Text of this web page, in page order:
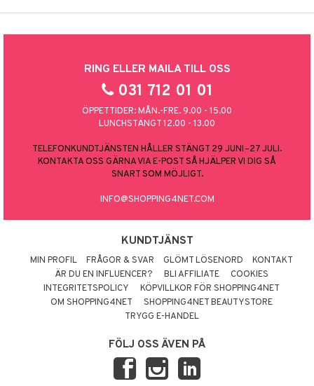
RING ELLER MAILA TILL OSS
031 712 01 01
ÖPPETTIDER: MÅN.-FRE. 9.00 - 15.00
LUNCHSTÄNGT 12.00 - 13.00
TELEFONKUNDTJÄNSTEN HÅLLER STÄNGT 29 JUNI–27 JULI.
KONTAKTA OSS GÄRNA VIA E-POST SÅ HJÄLPER VI DIG SÅ
SNART SOM MÖJLIGT.
INFO@SHOPPING4NET.COM
KUNDTJÄNST
MIN PROFIL FRÅGOR & SVAR GLÖMT LÖSENORD
KONTAKT
ÄR DU EN INFLUENCER?
BLI AFFILIATE
COOKIES
INTEGRITETSPOLICY
KÖPVILLKOR FÖR SHOPPING4NET
OM SHOPPING4NET
SHOPPING4NET BEAUTYSTORE
TRYGG E-HANDEL
FÖLJ OSS ÄVEN PÅ